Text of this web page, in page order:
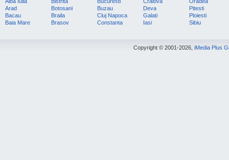
Arad
Bacau
Baia Mare
Botosani
Braila
Brasov
Buzau
Cluj Napoca
Constanta
Deva
Galati
Iasi
Pitesti
Ploiesti
Sibiu
Copyright © 2001-2026, iMedia Plus